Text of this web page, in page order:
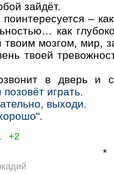
зайдёт.
поинтересуется –
как
мозгом, мир,
твоей
в дверь и
играть.
выходи.
+2
*